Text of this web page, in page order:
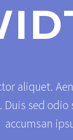
aliquet.
sed
accumsan